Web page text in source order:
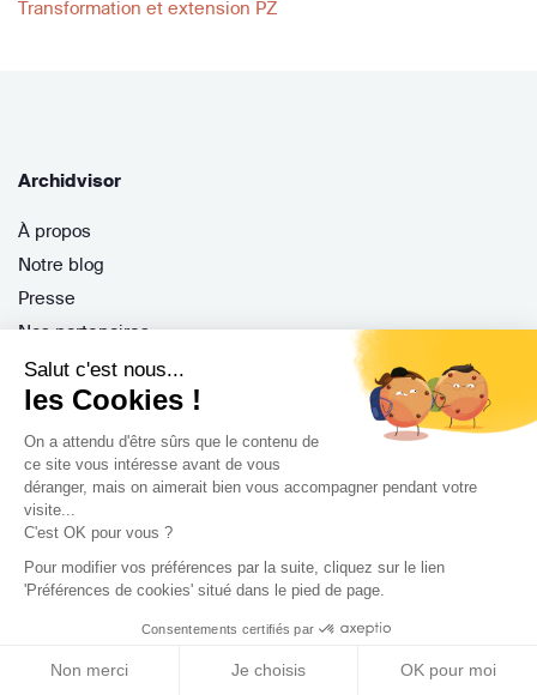
Salut c'est nous...
les Cookies !
On a attendu d'être sûrs que le contenu de
ce site vous intéresse avant de vous
déranger, mais on aimerait bien vous accompagner pendant votre
visite...
C'est OK pour vous ?
Pour modifier vos préférences par la suite, cliquez sur le lien
'Préférences de cookies' situé dans le pied de page.
Consentements certifiés par
Non merci Je choisis OK pour moi
Transformation et extension PZ
Archidvisor
À propos
Notre blog
Presse
Nos partenaires
Nous contacter
CGV / CGU
Politique de confidentialité
Gestion des cookies
Questions fréquentes
Mission de conseil